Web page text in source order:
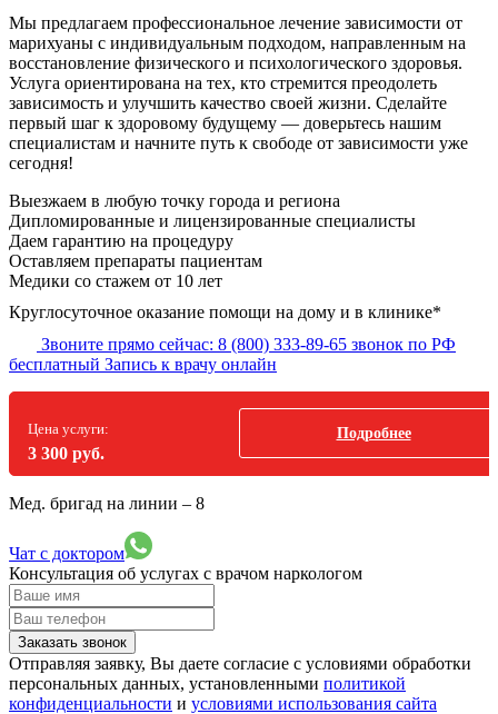
Мы предлагаем профессиональное лечение зависимости от
марихуаны с индивидуальным подходом, направленным на
восстановление физического и психологического здоровья.
Услуга ориентирована на тех, кто стремится преодолеть
зависимость и улучшить качество своей жизни. Сделайте
первый шаг к здоровому будущему — доверьтесь нашим
специалистам и начните путь к свободе от зависимости уже
сегодня!
Выезжаем в любую точку города и региона
Дипломированные и лицензированные специалисты
Даем гарантию на процедуру
Оставляем препараты пациентам
Медики со стажем от 10 лет
Круглосуточное оказание помощи на дому и в клинике*
Звоните прямо сейчас: 8 (800) 333-89-65 звонок по РФ
бесплатный Запись к врачу онлайн
Цена услуги:
3 300 руб.
Подробнее
Мед. бригад на линии – 8
Чат с доктором
Консультация об услугах с врачом наркологом
Заказать звонок
Отправляя заявку, Вы даете согласие с условиями обработки
персональных данных, установленными политикой
конфиденциальности и условиями использования сайта